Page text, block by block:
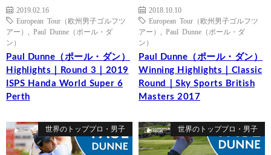
2019.02.16
European Tour（欧州男子ゴルフツ
アー）
Paul Dunne（ポール・ダ
ン）
Paul Dunne（ポール・ダン）
Highlights｜Round 3｜2019
ISPS Handa World Super 6
Perth
2018.10.10
European Tour（欧州男子ゴルフツ
アー）
Paul Dunne（ポール・ダ
ン）
Paul Dunne（ポール・ダン）
Winning Highlights｜Classic
Round｜Sky Sports British
Masters 2017
世界のトッププロ・男子 世界のトッププロ・男子